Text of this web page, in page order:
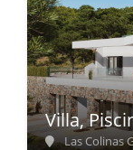
Villa,
Las Colinas